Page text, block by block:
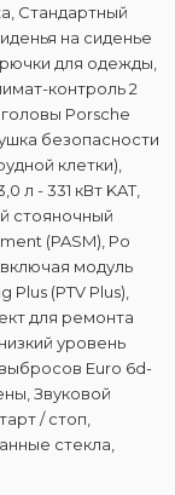
Стандартный
на сиденье
для одежды,
контроль 2
Porsche
безопасности
клетки),
л - 331 кВт KAT,
стояночный
(PASM), Po
модуль
(PTV Plus),
для ремонта
уровень
Euro 6d-
Звуковой
/ стоп,
стекла,